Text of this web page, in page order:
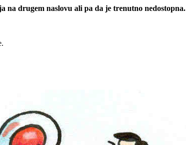
na drugem naslovu ali pa da je trenutno nedostopna.